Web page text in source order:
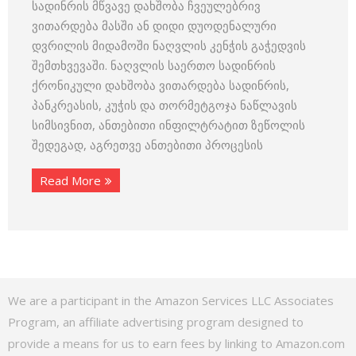
სადინრის მწვავე დახშობა ჩვეულებრივ
ვითარდება მასში ან დიდი დუოდენალური
დვრილის მიდამოში ნაღვლის კენჭის გაჭედვის
შემთხვევაში. ნაღვლის საერთო სადინრის
ქრონიკული დახშობა ვითარდება სადინრის,
პანკრეასის, კუჭის და თორმეტგოჯა ნაწლავის
სიმსივნით, ანთებითი ინფილტრატით ზეწოლის
შედეგად, აგრეთვე ანთებითი პროცესის
Read More
We are a participant in the Amazon Services LLC Associates
Program, an affiliate advertising program designed to
provide a means for us to earn fees by linking to Amazon.com